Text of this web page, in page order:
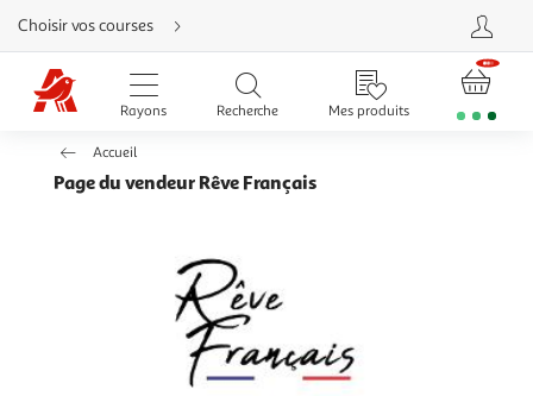
Aller
directement
au
contenu
Aller
directement
Aller
directement
Choisir vos courses
Rayons Recherche Mes produits
Accueil
Page du vendeur Rêve Français